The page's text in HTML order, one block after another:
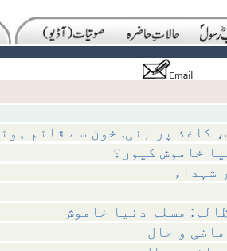
کاغذ پر بنی, خون سے قائم
خاموش کیوں؟
شہداء
مسلم دنیا خاموش
و حال